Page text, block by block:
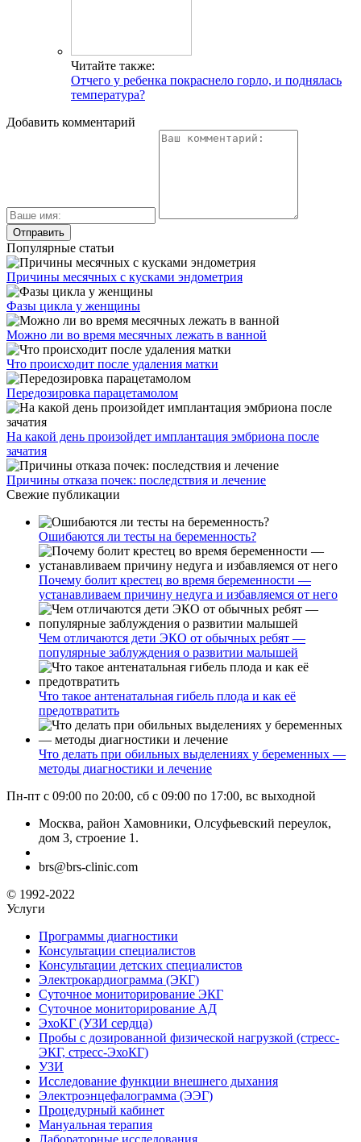
Читайте также:
Отчего у ребенка покраснело горло, и поднялась
температура?
Добавить комментарий
Популярные статьи
Причины месячных с кусками эндометрия
Фазы цикла у женщины
Можно ли во время месячных лежать в ванной
Что происходит после удаления матки
Передозировка парацетамолом
На какой день произойдет имплантация эмбриона после
зачатия
Причины отказа почек: последствия и лечение
Свежие публикации
Ошибаются ли тесты на беременность?
Почему болит крестец во время беременности —
устанавливаем причину недуга и избавляемся от него
Чем отличаются дети ЭКО от обычных ребят —
популярные заблуждения о развитии малышей
Что такое антенатальная гибель плода и как её
предотвратить
Что делать при обильных выделениях у беременных —
методы диагностики и лечение
Пн-пт с 09:00 по 20:00, сб с 09:00 по 17:00, вс выходной
Москва, район Хамовники, Олсуфьевский переулок,
дом 3, строение 1.
brs@brs-clinic.com
© 1992-2022
Услуги
Программы диагностики
Консультации специалистов
Консультации детских специалистов
Электрокардиограмма (ЭКГ)
Суточное мониторирование ЭКГ
Суточное мониторирование АД
ЭхоКГ (УЗИ сердца)
Пробы с дозированной физической нагрузкой (стресс-
ЭКГ, стресс-ЭхоКГ)
УЗИ
Исследование функции внешнего дыхания
Электроэнцефалограмма (ЭЭГ)
Процедурный кабинет
Мануальная терапия
Лабораторные исследования